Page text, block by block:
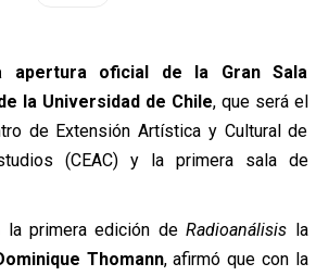
apertura oficial de la Gran Sala
la Universidad de Chile, que será el
de Extensión Artística y Cultural de
(CEAC) y la primera sala de
la primera edición deRadioanálisis la
Thomann, afirmó que con la